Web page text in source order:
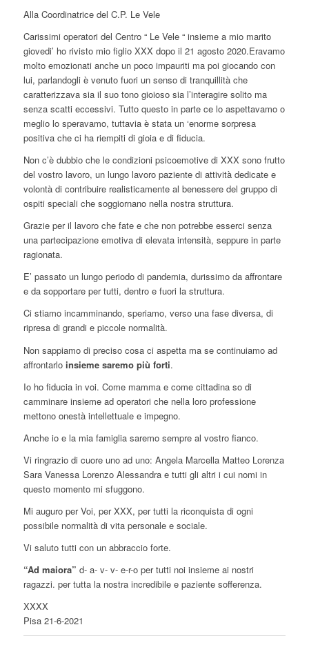
Alla Coordinatrice del C.P. Le Vele
Carissimi operatori del Centro “ Le Vele “ insieme a mio marito
giovedi’ ho rivisto mio figlio XXX dopo il 21 agosto 2020.Eravamo
molto emozionati anche un poco impauriti ma poi giocando con
lui, parlandogli è venuto fuori un senso di tranquillità che
caratterizzava sia il suo tono gioioso sia l’interagire solito ma
senza scatti eccessivi. Tutto questo in parte ce lo aspettavamo o
meglio lo speravamo, tuttavia è stata un ‘enorme sorpresa
positiva che ci ha riempiti di gioia e di fiducia.
Non c’è dubbio che le condizioni psicoemotive di XXX sono frutto
del vostro lavoro, un lungo lavoro paziente di attività dedicate e
volontà di contribuire realisticamente al benessere del gruppo di
ospiti speciali che soggiornano nella nostra struttura.
Grazie per il lavoro che fate e che non potrebbe esserci senza
una partecipazione emotiva di elevata intensità, seppure in parte
ragionata.
E’ passato un lungo periodo di pandemia, durissimo da affrontare
e da sopportare per tutti, dentro e fuori la struttura.
Ci stiamo incamminando, speriamo, verso una fase diversa, di
ripresa di grandi e piccole normalità.
Non sappiamo di preciso cosa ci aspetta ma se continuiamo ad
affrontarlo insieme saremo più forti.
Io ho fiducia in voi. Come mamma e come cittadina so di
camminare insieme ad operatori che nella loro professione
mettono onestà intellettuale e impegno.
Anche io e la mia famiglia saremo sempre al vostro fianco.
Vi ringrazio di cuore uno ad uno: Angela Marcella Matteo Lorenza
Sara Vanessa Lorenzo Alessandra e tutti gli altri i cui nomi in
questo momento mi sfuggono.
Mi auguro per Voi, per XXX, per tutti la riconquista di ogni
possibile normalità di vita personale e sociale.
Vi saluto tutti con un abbraccio forte.
“Ad maiora” d- a- v- v- e-r-o per tutti noi insieme ai nostri
ragazzi. per tutta la nostra incredibile e paziente sofferenza.
XXXX
Pisa 21-6-2021